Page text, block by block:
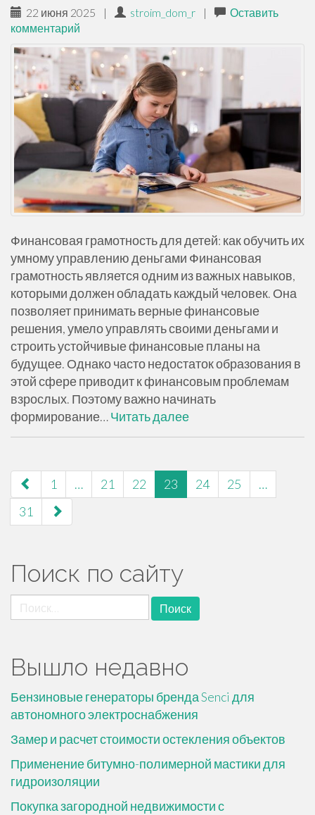
22 июня 2025 | stroim_dom_r |
Оставить
комментарий
Финансовая грамотность для детей: как обучить их
умному управлению деньгами Финансовая
грамотность является одним из важных навыков,
которыми должен обладать каждый человек. Она
позволяет принимать верные финансовые
решения, умело управлять своими деньгами и
строить устойчивые финансовые планы на
будущее. Однако часто недостаток образования в
этой сфере приводит к финансовым проблемам
взрослых. Поэтому важно начинать
формирование…Читать далее
навигация
по
страницам
1 … 21 22 23 24 25
…
31
Поиск по сайту
Найти:
Вышло недавно
Бензиновые генераторы бренда Senci для
автономного электроснабжения
Замер и расчет стоимости остекления объектов
Применение битумно-полимерной мастики для
гидроизоляции
Покупка загородной недвижимости с